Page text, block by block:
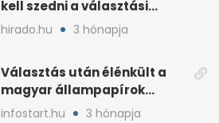
kell szedni a választási
plakátokat
hirado.hu 3 hónapja
Választás után élénkült a
magyar állampapírok
lakossági értékesítése
infostart.hu 3 hónapja